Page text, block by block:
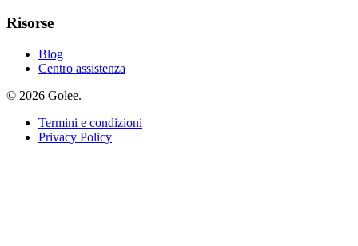
Risorse
Blog
Centro assistenza
© 2026 Golee.
Termini e condizioni
Privacy Policy